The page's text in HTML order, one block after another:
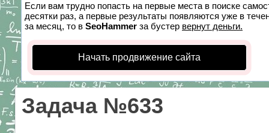
Если вам трудно попасть на первые места в поиске
десятки раз, а первые результаты появляются уже в
за месяц, то в SeoHammer за бустер вернут деньги.
Начать продвижение сайта
Задача №633